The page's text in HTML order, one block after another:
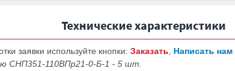
Технические характеристики
заявки используйте кнопки: Заказать Написать нам
СНП351-110ВПр21-0-Б-1 - 5 шт.